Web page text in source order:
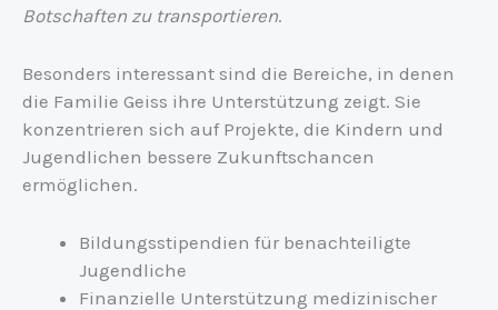
Botschaften zu transportieren.
Besonders interessant sind die Bereiche, in denen
die Familie Geiss ihre Unterstützung zeigt. Sie
konzentrieren sich auf Projekte, die Kindern und
Jugendlichen bessere Zukunftschancen
ermöglichen.
Bildungsstipendien für benachteiligte
Jugendliche
Finanzielle Unterstützung medizinischer